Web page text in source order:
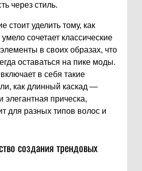
через стиль.
стоит уделить тому, как
сочетает классические
в своих образах, что
оставаться на пике моды.
в себя такие
как длинный каскад —
элегантная прическа,
для разных типов волос и
создания трендовых